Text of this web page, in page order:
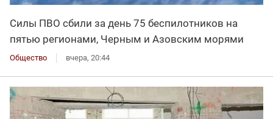
Силы ПВО сбили за день 75 беспилотников на
пятью регионами, Черным и Азовским морями
Общество вчера, 20:44